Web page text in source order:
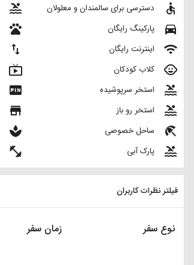
pool
pets
import_export
live_tv
fiber_pin
store
spa
fitness_center
accessible دسترسی برای سالمندان و معلولان
directions_car پارکینگ رایگان
wifi اینترنت رایگان
child_care کلاب کودکان
pool استخر سرپوشیده
pool استخر رو باز
beach_access ساحل خصوصی
pool پارک آبی
فیلتر نظرات کاربران
زمان سفر نوع سفر